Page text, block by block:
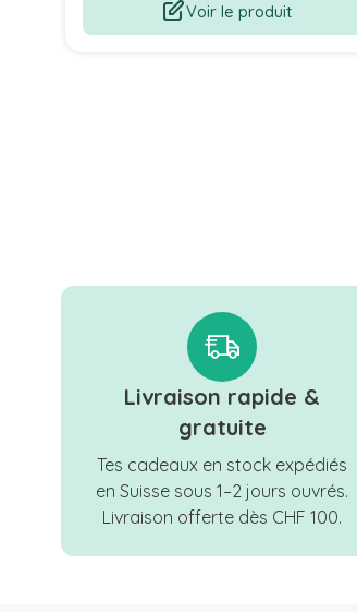
Voir le produit
Livraison rapide &
gratuite
Tes cadeaux en stock expédiés
en Suisse sous 1–2 jours ouvrés.
Livraison offerte dès CHF 100.